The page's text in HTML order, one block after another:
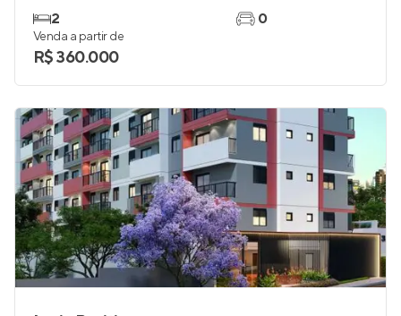
2
0
Venda a partir de
R$ 360.000